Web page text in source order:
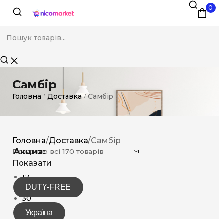
0
Самбір
Головна / Доставка / Самбір
Акциз:
DUTY-FREE
Україна
Головна/Доставка/Самбір
Показано всі 170 товарів
Показати
12
15
30